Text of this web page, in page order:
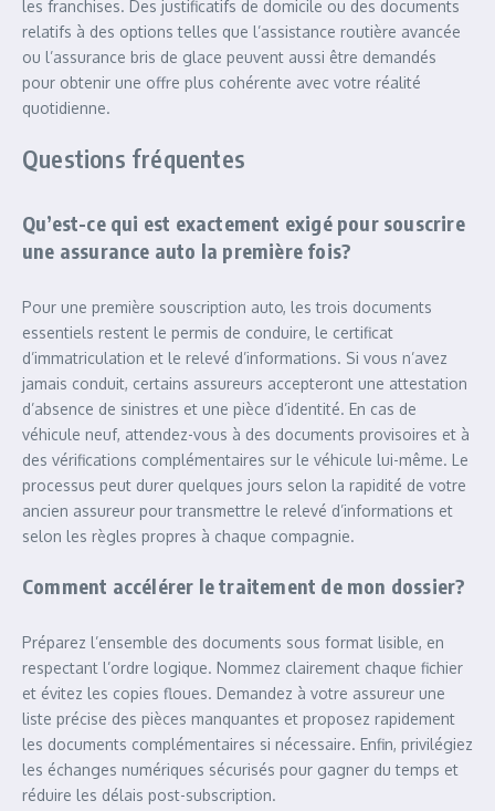
les franchises. Des justificatifs de domicile ou des documents
relatifs à des options telles que l’assistance routière avancée
ou l’assurance bris de glace peuvent aussi être demandés
pour obtenir une offre plus cohérente avec votre réalité
quotidienne.
Questions fréquentes
Qu’est-ce qui est exactement exigé pour souscrire
une assurance auto la première fois?
Pour une première souscription auto, les trois documents
essentiels restent le permis de conduire, le certificat
d’immatriculation et le relevé d’informations. Si vous n’avez
jamais conduit, certains assureurs accepteront une attestation
d’absence de sinistres et une pièce d’identité. En cas de
véhicule neuf, attendez-vous à des documents provisoires et à
des vérifications complémentaires sur le véhicule lui-même. Le
processus peut durer quelques jours selon la rapidité de votre
ancien assureur pour transmettre le relevé d’informations et
selon les règles propres à chaque compagnie.
Comment accélérer le traitement de mon dossier?
Préparez l’ensemble des documents sous format lisible, en
respectant l’ordre logique. Nommez clairement chaque fichier
et évitez les copies floues. Demandez à votre assureur une
liste précise des pièces manquantes et proposez rapidement
les documents complémentaires si nécessaire. Enfin, privilégiez
les échanges numériques sécurisés pour gagner du temps et
réduire les délais post-subscription.